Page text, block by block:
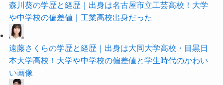
森川葵の学歴と経歴｜出身は名古屋市立工芸高校！大学
や中学校の偏差値｜工業高校出身だった
遠藤さくらの学歴と経歴｜出身は大同大学高校・目黒日
本大学高校！大学や中学校の偏差値と学生時代のかわい
い画像